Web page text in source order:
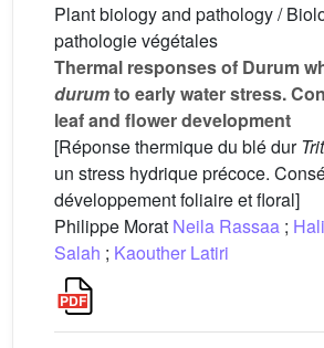
Plant biology and pathology /
pathologie végétales
Thermal responses of Durum
durumto early water stress.
leaf and flower development
[Réponse thermique du blé dur
un stress hydrique précoce.
développement foliaire et floral]
Philippe Morat Neila Rassaa ;
Salah ; Kaouther Latiri